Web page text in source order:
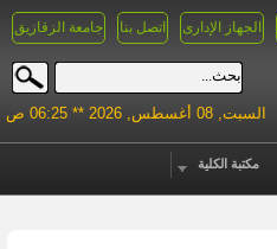
جامعة الزقازيق اتصل بنا الجهاز الإدارى
السبت, 08 أغسطس, 2026 ** 06:25 ص
مكتبة الكلية